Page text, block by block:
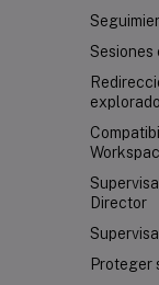
Sesiones
Director
Proteger